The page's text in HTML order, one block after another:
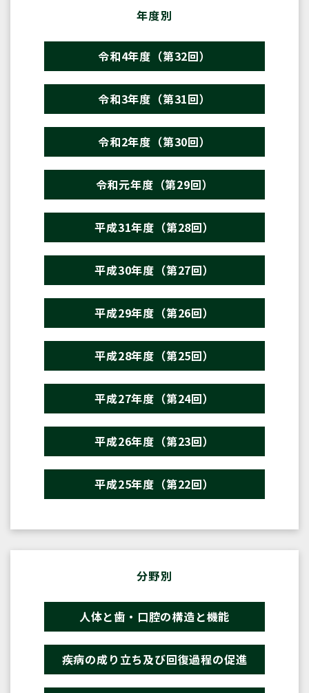
年度別
令和4年度（第32回）
令和3年度（第31回）
令和2年度（第30回）
令和元年度（第29回）
平成31年度（第28回）
平成30年度（第27回）
平成29年度（第26回）
平成28年度（第25回）
平成27年度（第24回）
平成26年度（第23回）
平成25年度（第22回）
分野別
人体と歯・口腔の構造と機能
疾病の成り立ち及び回復過程の促進